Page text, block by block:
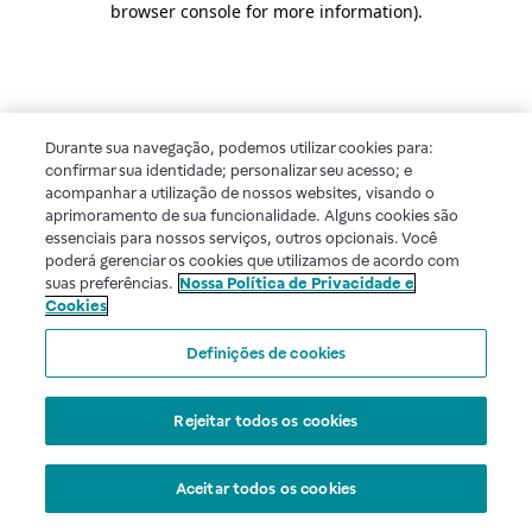
browser console for more information).
Durante sua navegação, podemos utilizar cookies para:
confirmar sua identidade; personalizar seu acesso; e
acompanhar a utilização de nossos websites, visando o
aprimoramento de sua funcionalidade. Alguns cookies são
essenciais para nossos serviços, outros opcionais. Você
poderá gerenciar os cookies que utilizamos de acordo com
suas preferências. Nossa Política de Privacidade e
Cookies
Definições de cookies
Rejeitar todos os cookies
Aceitar todos os cookies